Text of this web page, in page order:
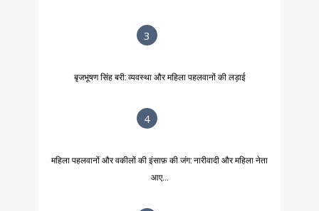
3
बृजभूषण सिंह बरी: व्यवस्था और महिला पहलवानों की लड़ाई
4
महिला पहलवानों और वकीलों की इंसाफ़ की जंग: नारीवादी और महिला नेता
आए...